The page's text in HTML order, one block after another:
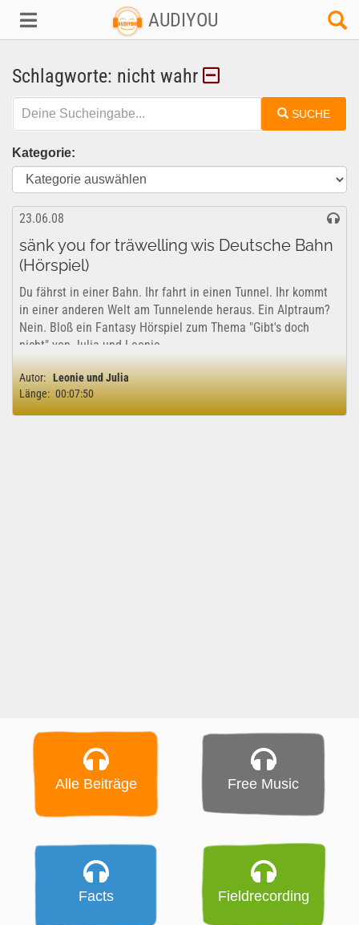
AUDIYOU
Schlagworte: nicht wahr
SUCHE
Kategorie:
23.06.08
sänk you for träwelling wis Deutsche Bahn
(Hörspiel)
Du fährst in einer Bahn. Ihr fahrt in einen Tunnel. Ihr kommt
in einer anderen Welt am Tunnelende heraus. Ein Alptraum?
Nein. Bloß ein Fantasy Hörspiel zum Thema "Gibt's doch
nicht" von Julia und Leonie.
Autor: Leonie und Julia
Länge: 00:07:50
Alle Beiträge Free Music
Facts Fieldrecording